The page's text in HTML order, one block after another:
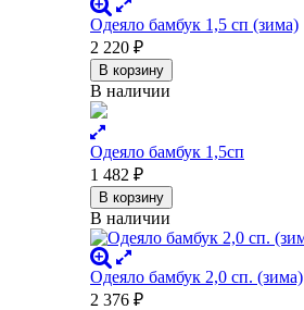
Одеяло бамбук 1,5 сп (зима)
2 220 ₽
В корзину
В наличии
Одеяло бамбук 1,5сп
1 482 ₽
В корзину
В наличии
Одеяло бамбук 2,0 сп. (зима)
2 376 ₽